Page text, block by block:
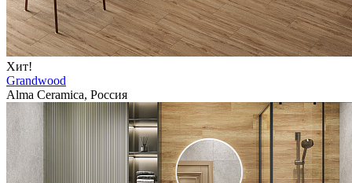
Хит!
Grandwood
Alma Ceramica, Россия